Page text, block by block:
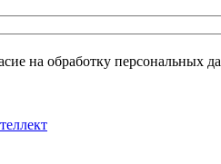
на обработку персональных